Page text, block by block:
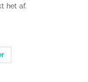
het af.